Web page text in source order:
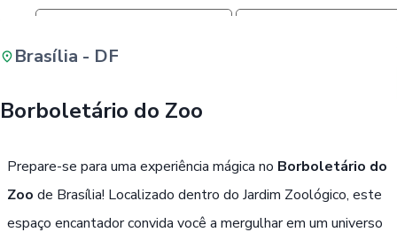
Brasília - DF
Borboletário do Zoo
Prepare-se para uma experiência mágica no Borboletário do
Zoo de Brasília! Localizado dentro do Jardim Zoológico, este
espaço encantador convida você a mergulhar em um universo